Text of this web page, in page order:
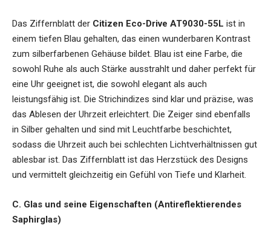
Das Ziffernblatt der Citizen Eco-Drive AT9030-55L ist in
einem tiefen Blau gehalten, das einen wunderbaren Kontrast
zum silberfarbenen Gehäuse bildet. Blau ist eine Farbe, die
sowohl Ruhe als auch Stärke ausstrahlt und daher perfekt für
eine Uhr geeignet ist, die sowohl elegant als auch
leistungsfähig ist. Die Strichindizes sind klar und präzise, was
das Ablesen der Uhrzeit erleichtert. Die Zeiger sind ebenfalls
in Silber gehalten und sind mit Leuchtfarbe beschichtet,
sodass die Uhrzeit auch bei schlechten Lichtverhältnissen gut
ablesbar ist. Das Ziffernblatt ist das Herzstück des Designs
und vermittelt gleichzeitig ein Gefühl von Tiefe und Klarheit.
C. Glas und seine Eigenschaften (Antireflektierendes
Saphirglas)